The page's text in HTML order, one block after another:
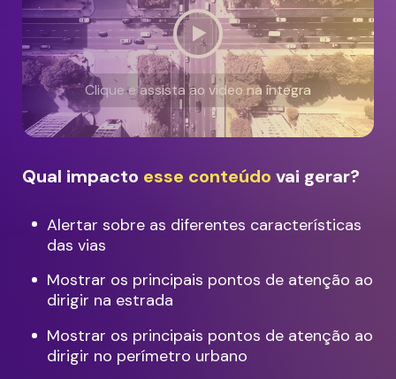
Clique e assista ao vídeo na íntegra
Qual impacto esse conteúdo vai gerar?
Alertar sobre as diferentes características
das vias
Mostrar os principais pontos de atenção ao
dirigir na estrada
Mostrar os principais pontos de atenção ao
dirigir no perímetro urbano